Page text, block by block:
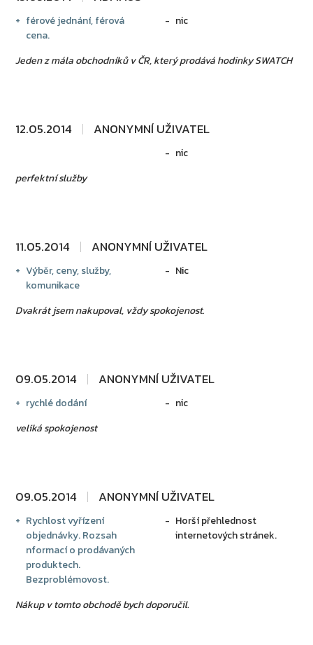
férové jednání, férová
cena.
nic
Jeden z mála obchodníků v ČR, který prodává hodinky SWATCH
12.05.2014 ANONYMNÍ UŽIVATEL
nic
perfektní služby
11.05.2014 ANONYMNÍ UŽIVATEL
Výběr, ceny, služby,
komunikace
Nic
Dvakrát jsem nakupoval, vždy spokojenost.
09.05.2014 ANONYMNÍ UŽIVATEL
rychlé dodání
nic
veliká spokojenost
09.05.2014 ANONYMNÍ UŽIVATEL
Rychlost vyřízení
objednávky. Rozsah
nformací o prodávaných
produktech.
Bezproblémovost.
Horší přehlednost
internetových stránek.
Nákup v tomto obchodě bych doporučil.